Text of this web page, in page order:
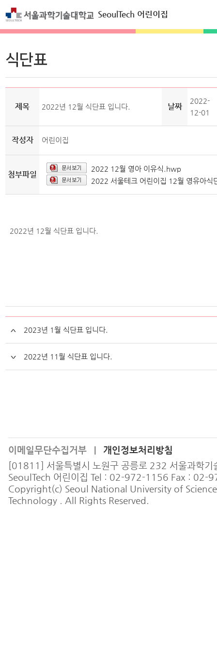
SeoulTech 어린이집
식단표
제목 2022년 12월 식단표 입니다. 날짜
2022-
12-01
작성자 어린이집
첨부파일
2022 12월 영아 이유식.hwp
2022 서울테크 어린이집 12월 영유아
2022년 12월 식단표 입니다.
2023년 1월 식단표 입니다.
2022년 11월 식단표 입니다.
이메일무단수집거부| 개인정보처리방침
[01811] 서울특별시 노원구 공릉로 232 서울과학기
SeoulTech 어린이집 Tel : 02-972-1156 Fax : 02-
Copyright(c) Seoul National University of
Technology . All Rights Reserved.